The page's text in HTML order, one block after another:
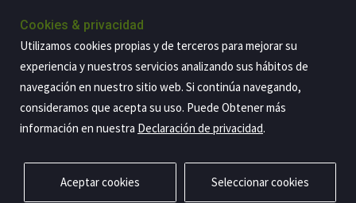
negocio agro con un modelo global
países
29-Julio-2026
Privacidad Aviso legal Política de cookies Contacto
Cookies & privacidad
Utilizamos cookies propias y de terceros para mejorar su
experiencia y nuestros servicios analizando sus hábitos de
navegación en nuestro sitio web. Si continúa navegando,
consideramos que acepta su uso. Puede Obtener más
información en nuestra Declaración de privacidad.
Aceptar cookies Seleccionar cookies